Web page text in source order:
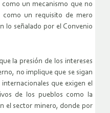
un mecanismo que no
un requisito de mero
lo señalado por el Convenio
la presión de los intereses
no implique que se sigan
que exigen el
de los pueblos como la
el sector minero, donde por